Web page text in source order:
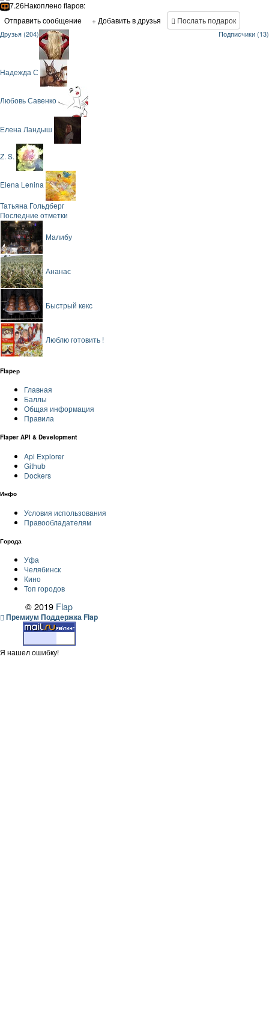
7.26Накоплено flapов:
Отправить сообщение
+ Добавить в друзья Послать подарок
Друзья (204) Подписчики (13)
Надежда С
Любовь Савенко
Елена Ландыш
Z. S.
Elena Lenina
Татьяна Гольдберг
Последние отметки
Малибу
Ананас
Быстрый кекс
Люблю готовить !
Flapер
Главная
Баллы
Общая информация
Правила
Flaper API & Development
Api Explorer
Github
Dockers
Инфо
Условия использования
Правообладателям
Города
Уфа
Челябинск
Кино
Топ городов
© 2019 Flap
Премиум Поддержка Flap
Я нашел ошибку!